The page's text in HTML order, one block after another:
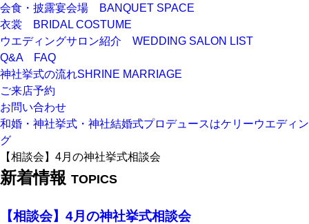
会食・披露宴会場
BANQUET SPACE
衣裳
BRIDAL COSTUME
ウエディングサロン紹介 WEDDING SALON LIST
Q&A
FAQ
神社挙式の流れSHRINE MARRIAGE
ご来店予約
お問い合わせ
和婚・神社挙式・神社結婚式プロデュースはケリーウエディン
グ
【相談会】4月の神社挙式相談会
新着情報 TOPICS
【相談会】4月の神社挙式相談会